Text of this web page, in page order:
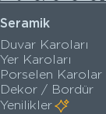
Seramik
Duvar Karoları
Yer Karoları
Porselen Karolar
Dekor / Bordür
Yenilikler